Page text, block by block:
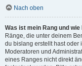
Nach oben
Was ist mein Rang und
Ränge, die unter deinem
du bislang erstellt hast oder
Moderatoren und
eines Ranges nicht direkt